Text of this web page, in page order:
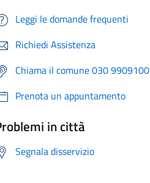
Leggi le domande frequenti
Richiedi Assistenza
Chiama il comune 030 9909100
Prenota un appuntamento
in città
Segnala disservizio